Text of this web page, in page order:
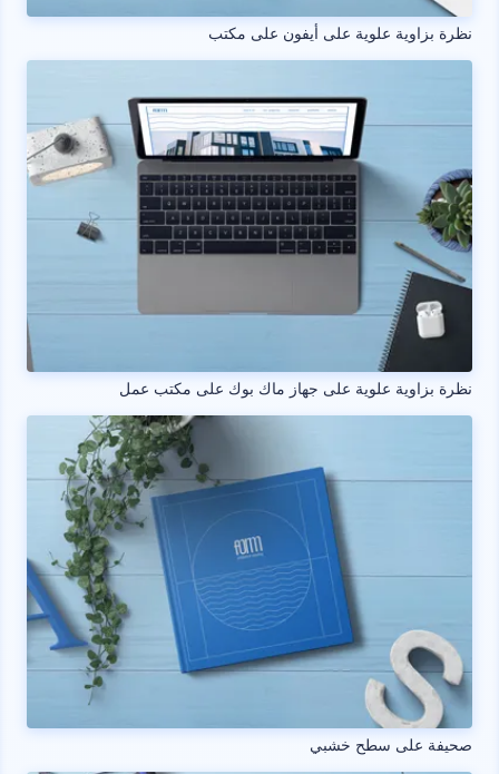
نظرة بزاوية علوية على أيفون على مكتب
نظرة بزاوية علوية على جهاز ماك بوك على مكتب عمل
صحيفة على سطح خشبي